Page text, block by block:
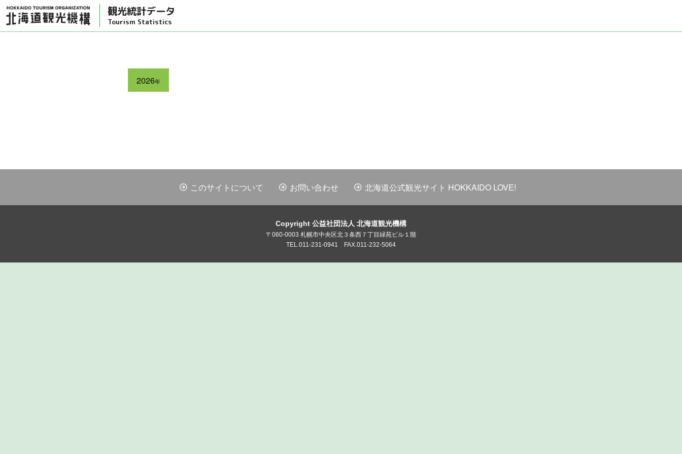
観光統計データ
Tourism Statistics
2026年
このサイトについて お問い合わせ 北海道公式観光サイト HOKKAIDO LOVE!
Copyright 公益社団法人 北海道観光機構
〒060-0003 札幌市中央区北３条西７丁目緑苑ビル１階
TEL.011-231-0941 FAX.011-232-5064